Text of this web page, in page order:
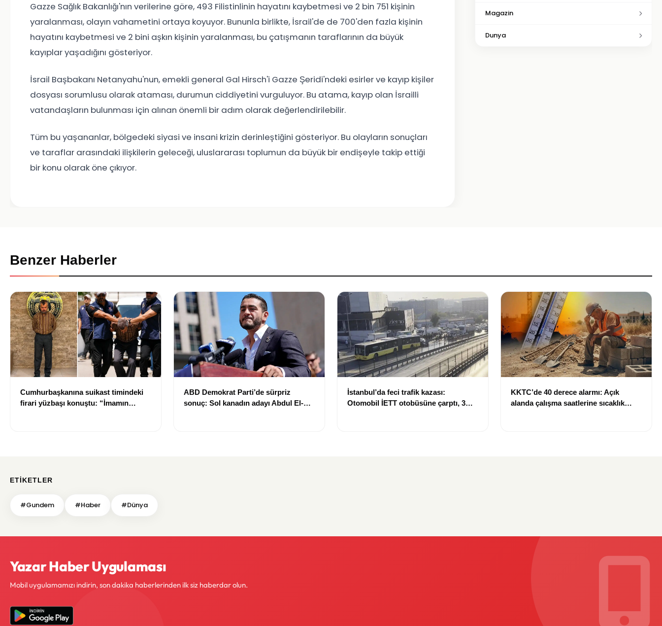
Gazze Sağlık Bakanlığı'nın verilerine göre, 493 Filistinlinin hayatını kaybetmesi ve 2 bin 751 kişinin
yaralanması, olayın vahametini ortaya koyuyor. Bununla birlikte, İsrail'de de 700'den fazla kişinin
hayatını kaybetmesi ve 2 bini aşkın kişinin yaralanması, bu çatışmanın taraflarının da büyük
kayıplar yaşadığını gösteriyor.
İsrail Başbakanı Netanyahu'nun, emekli general Gal Hirsch'i Gazze Şeridi'ndeki esirler ve kayıp kişiler
dosyası sorumlusu olarak ataması, durumun ciddiyetini vurguluyor. Bu atama, kayıp olan İsrailli
vatandaşların bulunması için alınan önemli bir adım olarak değerlendirilebilir.
Tüm bu yaşananlar, bölgedeki siyasi ve insani krizin derinleştiğini gösteriyor. Bu olayların sonuçları
ve taraflar arasındaki ilişkilerin geleceği, uluslararası toplumun da büyük bir endişeyle takip ettiği
bir konu olarak öne çıkıyor.
Magazin
Dunya
Benzer Haberler
Cumhurbaşkanına suikast timindeki
firari yüzbaşı konuştu: “İmamın
ABD Demokrat Parti’de sürpriz
sonuç: Sol kanadın adayı Abdul El-
İstanbul’da feci trafik kazası:
Otomobil İETT otobüsüne çarptı, 3
KKTC’de 40 derece alarmı: Açık
alanda çalışma saatlerine sıcaklık
ETIKETLER
#Gundem #Haber #Dünya
Yazar Haber Uygulaması
Mobil uygulamamızı indirin, son dakika haberlerinden ilk siz haberdar olun.